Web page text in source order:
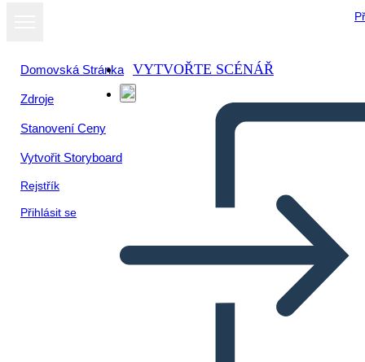
Domovská Stránka
Zdroje
Stanovení Ceny
Vytvořit Storyboard
Rejstřík
Přihlásit se
VYTVOŘTE SCÉNÁŘ
Разбивка Формы